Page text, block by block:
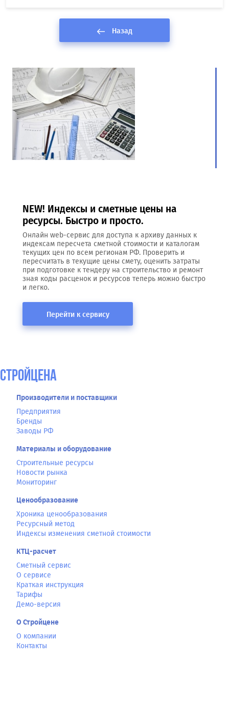
Назад
NEW! Индексы и сметные цены на
ресурсы. Быстро и просто.
Онлайн web-сервис для доступа к архиву данных к
индексам пересчета сметной стоимости и каталогам
текущих цен по всем регионам РФ. Проверить и
пересчитать в текущие цены смету, оценить затраты
при подготовке к тендеру на строительство и ремонт
зная коды расценок и ресурсов теперь можно быстро
и легко.
Перейти к сервису
СтройЦена
Производители и поставщики
Предприятия
Бренды
Заводы РФ
Материалы и оборудование
Строительные ресурсы
Новости рынка
Мониторинг
Ценообразование
Хроника ценообразования
Ресурсный метод
Индексы изменения сметной стоимости
КТЦ-расчет
Сметный сервис
О сервисе
Краткая инструкция
Тарифы
Демо-версия
О Стройцене
О компании
Контакты